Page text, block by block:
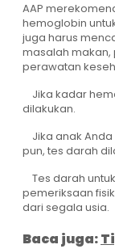
AAP
hemoglobin
juga harus
masalah makan,
perawatan
Jika kadar
dilakukan.
Jika anak
pun, tes darah
Tes darah
pemeriksaan
dari segala usia.
Baca juga: